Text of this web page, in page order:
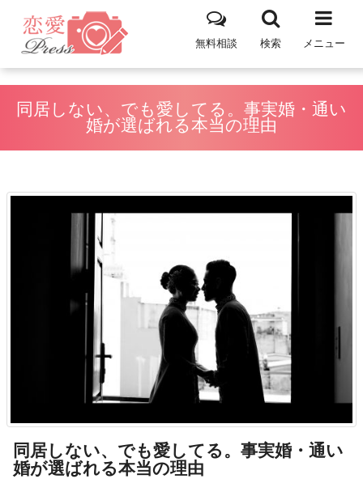
メニュー
検索
無料相談
同居しない、でも愛してる。事実婚・通い
婚が選ばれる本当の理由
同居しない、でも愛してる。事実婚・通い
婚が選ばれる本当の理由